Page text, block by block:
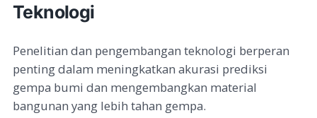
Teknologi
Penelitian dan pengembangan teknologi berperan
penting dalam meningkatkan akurasi prediksi
gempa bumi dan mengembangkan material
bangunan yang lebih tahan gempa.